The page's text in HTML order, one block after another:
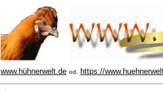
www.hühnerwelt.de od. https://